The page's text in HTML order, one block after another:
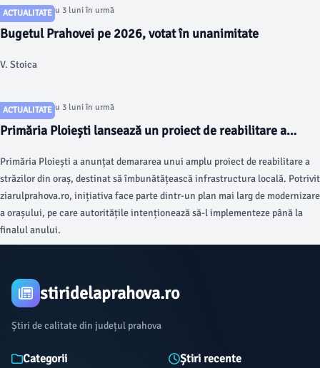
ACTUALITATE
Articol postat cu 3 luni în urmă
Bugetul Prahovei pe 2026, votat în unanimitate
V. Stoica
ACTUALITATE
Articol postat cu 3 luni în urmă
Primăria Ploiești lansează un proiect de reabilitare a
Primăria Ploiești a anunțat demararea unui amplu proiect de reabilitare a
străzilor din oraș, destinat să îmbunătățească infrastructura locală. Potrivit
ziarulprahova.ro, inițiativa face parte dintr-un plan mai larg de modernizare
a orașului, pe care autoritățile intenționează să-l implementeze până la
finalul anului.
stiridelaprahova.ro
Știri de calitate din județul prahova
Categorii Știri recente